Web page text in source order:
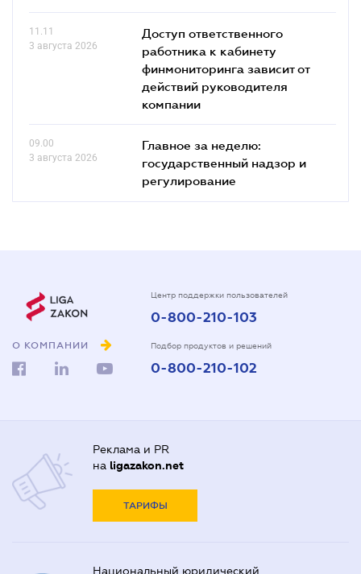
11.11
3 августа 2026
Доступ ответственного
работника к кабинету
финмониторинга зависит от
действий руководителя
компании
09.00
3 августа 2026
Главное за неделю:
государственный надзор и
регулирование
О КОМПАНИИ
Центр поддержки пользователей
0-800-210-103
Подбор продуктов и решений
0-800-210-102
Реклама и PR
на ligazakon.net
ТАРИФЫ
Национальный юридический